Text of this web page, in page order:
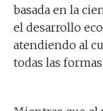
basada en la
el desarrollo
atendiendo al
todas las formas